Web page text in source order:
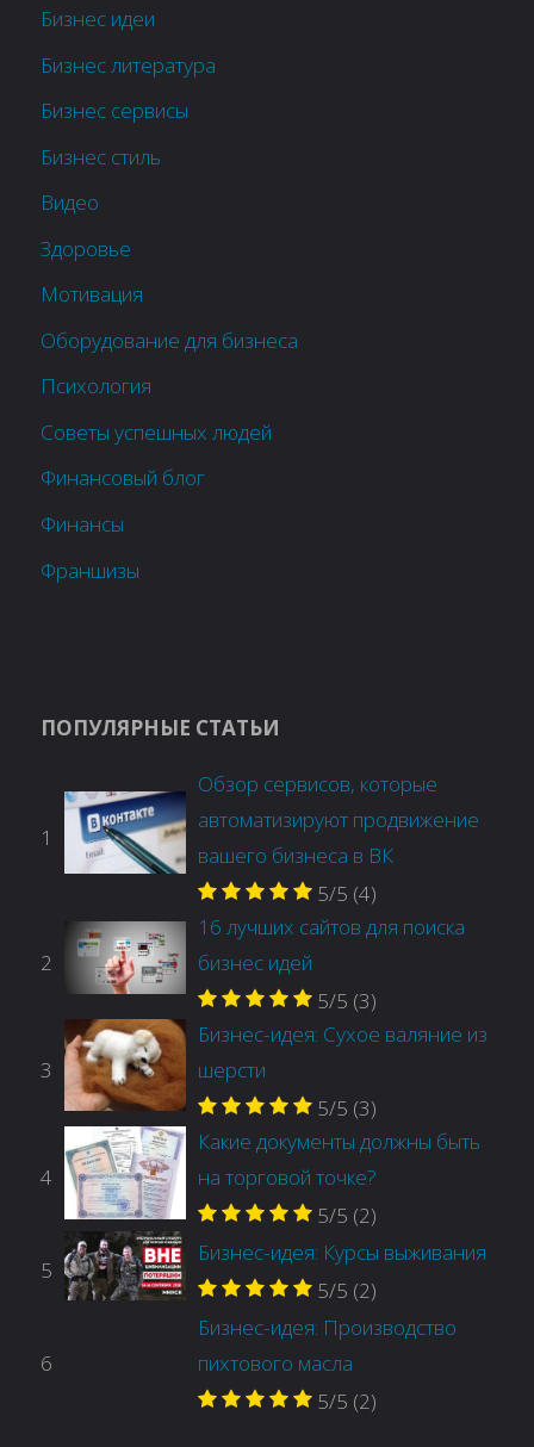
Бизнес идеи
Бизнес литература
Бизнес сервисы
Бизнес стиль
Видео
Здоровье
Мотивация
Оборудование для бизнеса
Психология
Советы успешных людей
Финансовый блог
Финансы
Франшизы
ПОПУЛЯРНЫЕ СТАТЬИ
1
Обзор сервисов, которые
автоматизируют продвижение
вашего бизнеса в ВК
5/5 (4)
2
16 лучших сайтов для поиска
бизнес идей
5/5 (3)
3
Бизнес-идея: Сухое валяние из
шерсти
5/5 (3)
4
Какие документы должны быть
на торговой точке?
5/5 (2)
5
Бизнес-идея: Курсы выживания
5/5 (2)
6
Бизнес-идея: Производство
пихтового масла
5/5 (2)